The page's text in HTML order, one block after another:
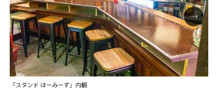
「スタンド ほーみーず」内観